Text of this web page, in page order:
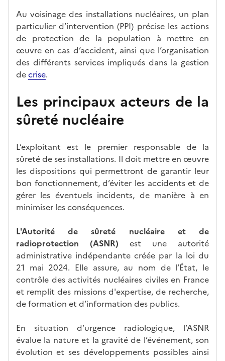
Au voisinage des installations nucléaires, un plan
particulier d’intervention (PPI) précise les actions
de protection de la population à mettre en
œuvre en cas d’accident, ainsi que l’organisation
des différents services impliqués dans la gestion
decrise.
Les principaux acteurs de la
sûreté nucléaire
L’exploitant est le premier responsable de la
sûreté de ses installations. Il doit mettre en œuvre
les dispositions qui permettront de garantir leur
bon fonctionnement, d’éviter les accidents et de
gérer les éventuels incidents, de manière à en
minimiser les conséquences.
L'Autorité de sûreté nucléaire et de
radioprotection (ASNR) est une autorité
administrative indépendante créée par la loi du
21 mai 2024. Elle assure, au nom de l’État, le
contrôle des activités nucléaires civiles en France
et remplit des missions d'expertise, de recherche,
de formation et d’information des publics.
En situation d’urgence radiologique, l’ASNR
évalue la nature et la gravité de l’événement, son
évolution et ses développements possibles ainsi